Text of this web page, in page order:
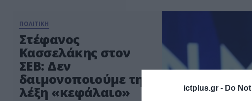
ictplus.gr - Do
ΠΟΛΙΤΙΚΗ
Στέφανος
Κασσελάκης στον
ΣΕΒ: Δεν
δαιμονοποιούμε τη
λέξη «κεφάλαιο»